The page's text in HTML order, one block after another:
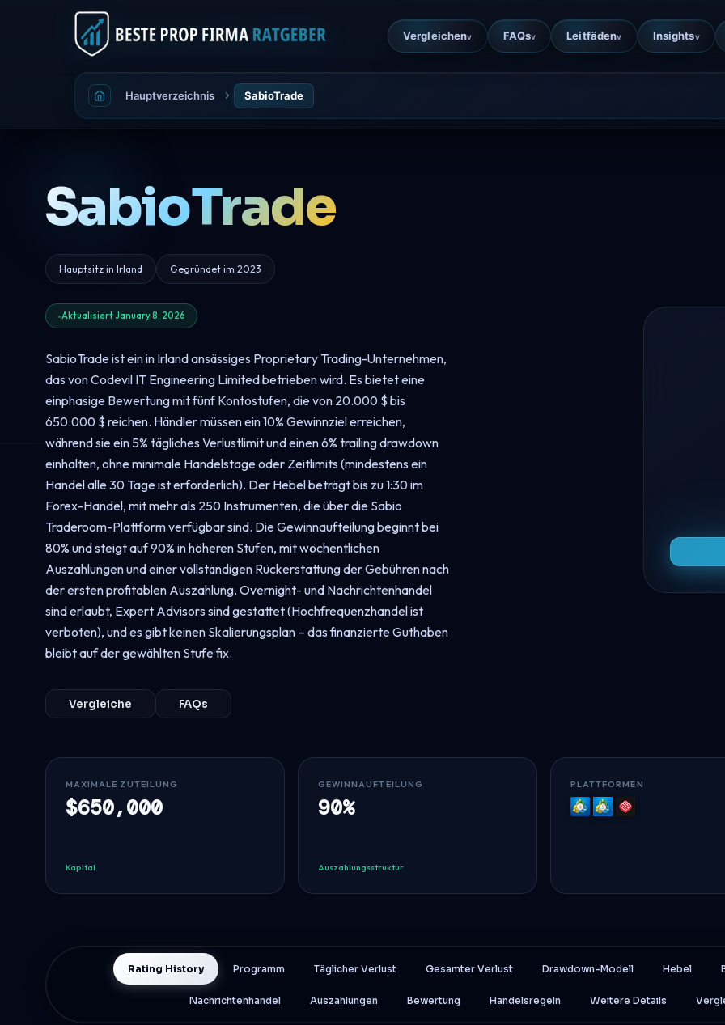
Vergleichenv FAQsv Leitfädenv Insightsv
Hauptverzeichnis SabioTrade
SabioTrade
Hauptsitz in Irland Gegründet im 2023
Aktualisiert January 8, 2026
SabioTrade ist ein in Irland ansässiges Proprietary Trading-Unternehmen,
das von Codevil IT Engineering Limited betrieben wird. Es bietet eine
einphasige Bewertung mit fünf Kontostufen, die von 20.000 $ bis
650.000 $ reichen. Händler müssen ein 10% Gewinnziel erreichen,
während sie ein 5% tägliches Verlustlimit und einen 6% trailing drawdown
einhalten, ohne minimale Handelstage oder Zeitlimits (mindestens ein
Handel alle 30 Tage ist erforderlich). Der Hebel beträgt bis zu 1:30 im
Forex-Handel, mit mehr als 250 Instrumenten, die über die Sabio
Traderoom-Plattform verfügbar sind. Die Gewinnaufteilung beginnt bei
80% und steigt auf 90% in höheren Stufen, mit wöchentlichen
Auszahlungen und einer vollständigen Rückerstattung der Gebühren nach
der ersten profitablen Auszahlung. Overnight- und Nachrichtenhandel
sind erlaubt, Expert Advisors sind gestattet (Hochfrequenzhandel ist
verboten), und es gibt keinen Skalierungsplan – das finanzierte Guthaben
bleibt auf der gewählten Stufe fix.
Vergleiche FAQs
MAXIMALE ZUTEILUNG
$650,000
Kapital
GEWINNAUFTEILUNG
90%
Auszahlungsstruktur
PLATTFORMEN
MT4 MT5 Quadcode
Rating History Programm Täglicher Verlust Gesamter Verlust Drawdown-Modell Hebel
Nachrichtenhandel Auszahlungen Bewertung Handelsregeln Weitere Details